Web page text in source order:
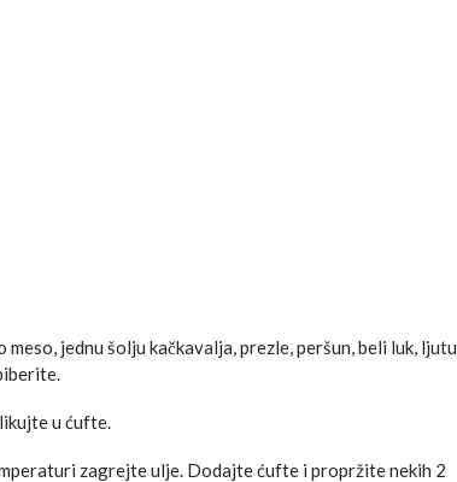
jednu šolju kačkavalja, prezle, peršun, beli luk, ljutu
u ćufte.
zagrejte ulje. Dodajte ćufte i propržite nekih 2